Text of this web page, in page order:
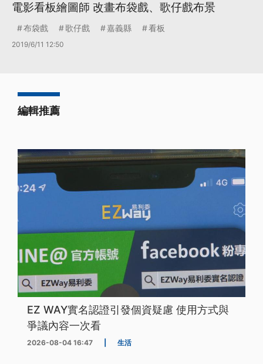
電影看板繪圖師 改畫布袋戲、歌仔戲布景
布袋戲 歌仔戲 嘉義縣 看板
2019/6/11 12:50
編輯推薦
EZ WAY實名認證引發個資疑慮 使用方式與
爭議內容一次看
2026-08-04 16:47 生活